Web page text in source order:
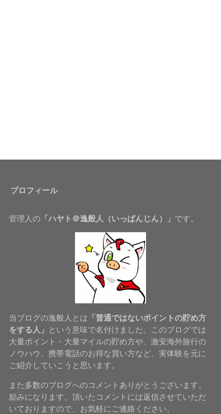
プロフィール
管理人の「ハヤト＠逸般人（いっぱんじん）」 です。
当ブログの逸般人とは 「普通ではないポイントの貯め方
をする人」
という意味で名付けました。このブログでは
大量ポイント・大量マイルの貯め方や、激安海外旅行の
ノウハウ、携帯電話のお得な買い方など、実体験を元に
ご紹介していこうと思います。
また多数のブログへのコメントありがとうございます。
励みになります。頂いたコメントには返信させていただ
いておりますので、お気軽にご連絡ください。